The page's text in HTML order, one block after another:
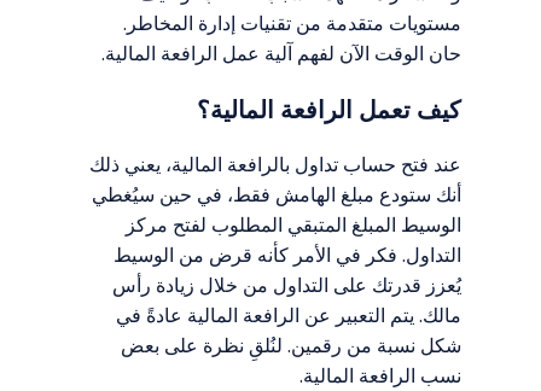
مستويات متقدمة من تقنيات إدارة المخاطر.
حان الوقت الآن لفهم آلية عمل الرافعة المالية.
كيف تعمل الرافعة المالية؟
عند فتح حساب تداول بالرافعة المالية، يعني ذلك
أنك ستودع مبلغ الهامش فقط، في حين سيُغطي
الوسيط المبلغ المتبقي المطلوب لفتح مركز
التداول. فكر في الأمر كأنه قرض من الوسيط
يُعزز قدرتك على التداول من خلال زيادة رأس
مالك. يتم التعبير عن الرافعة المالية عادةً في
شكل نسبة من رقمين. لنُلقِ نظرة على بعض
نسب الرافعة المالية.